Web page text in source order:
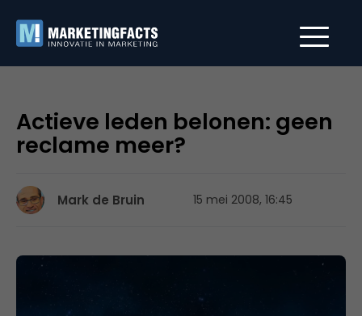
Actieve leden belonen: geen
reclame meer?
Mark de Bruin 15 mei 2008, 16:45